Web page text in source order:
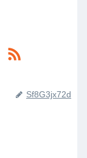
Sf8G3jx72d